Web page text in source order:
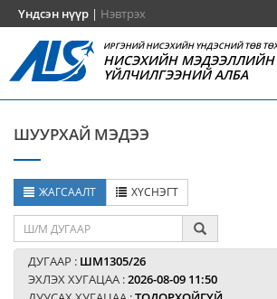
Үндсэн нүүр | Нэвтрэх
ИРГЭНИЙ НИСЭХИЙН ҮНДЭСНИЙ ТӨВ
НИСЭХИЙН МЭДЭЭЛЛИЙН
ҮЙЛЧИЛГЭЭНИЙ АЛБА
ШУУРХАЙ МЭДЭЭ
ЖАГСААЛТ ХҮСНЭГТ
ДУГААР : ШМ1305/26
ЭХЛЭХ ХУГАЦАА :2026-08-09 11:50